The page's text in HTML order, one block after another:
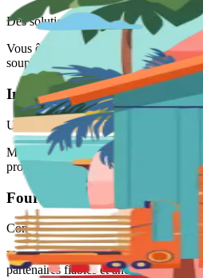
Des solutions logistiques adaptées à
Vous êtes un producteur local, un
souples, fiables et conçues pour le
Institutions et collectivités
Un service de fret au service du
Motu Link Airline collabore avec les
produits essentiels ou d’aide
Fournisseurs & prestataires
Construisons ensemble une chaîne
Vous proposez des services dans les
partenaires fiables et ancrés